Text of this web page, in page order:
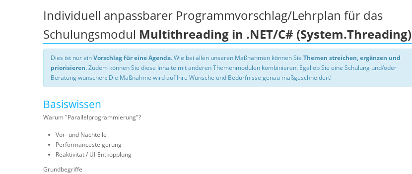
Individuell anpassbarer Programmvorschlag/Lehrplan für das
Schulungsmodul Multithreading in .NET/C# (System.Threading)
Dies ist nur einVorschlag für eine Agenda. Wie bei allen unseren Maßnahmen können Sie Themen streichen, ergänzen und
priorisieren. Zudem können Sie diese Inhalte mit anderen Themenmodulen kombinieren. Egal ob Sie eine Schulung und/oder
Beratung wünschen: Die Maßnahme wird auf Ihre Wünsche und Bedürfnisse genau maßgeschneidert!
Basiswissen
Warum "Parallelprogrammierung"?
Vor- und Nachteile
Performancesteigerung
Reaktivität / UI-Entkopplung
Grundbegriffe